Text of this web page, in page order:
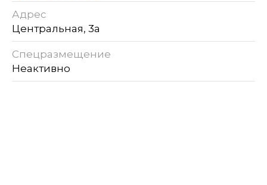
Адрес
Центральная, 3а
Спецразмещение
Неактивно